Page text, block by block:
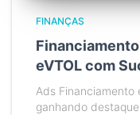
FINANÇAS
eVTOL com
Ads Financiamento
ganhando